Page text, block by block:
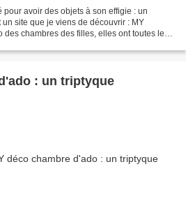
pour avoir des objets à son effigie : un
site que je viens de découvrir : MY
des chambres des filles, elles ont toutes les
: un triptyque